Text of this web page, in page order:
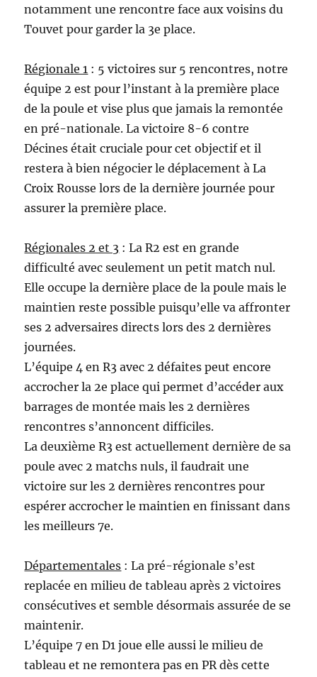
notamment une rencontre face aux voisins du
Touvet pour garder la 3e place.
Régionale 1 : 5 victoires sur 5 rencontres, notre
équipe 2 est pour l’instant à la première place
de la poule et vise plus que jamais la remontée
en pré-nationale. La victoire 8-6 contre
Décines était cruciale pour cet objectif et il
restera à bien négocier le déplacement à La
Croix Rousse lors de la dernière journée pour
assurer la première place.
Régionales 2 et 3 : La R2 est en grande
difficulté avec seulement un petit match nul.
Elle occupe la dernière place de la poule mais le
maintien reste possible puisqu’elle va affronter
ses 2 adversaires directs lors des 2 dernières
journées.
L’équipe 4 en R3 avec 2 défaites peut encore
accrocher la 2e place qui permet d’accéder aux
barrages de montée mais les 2 dernières
rencontres s’annoncent difficiles.
La deuxième R3 est actuellement dernière de sa
poule avec 2 matchs nuls, il faudrait une
victoire sur les 2 dernières rencontres pour
espérer accrocher le maintien en finissant dans
les meilleurs 7e.
Départementales : La pré-régionale s’est
replacée en milieu de tableau après 2 victoires
consécutives et semble désormais assurée de se
maintenir.
L’équipe 7 en D1 joue elle aussi le milieu de
tableau et ne remontera pas en PR dès cette